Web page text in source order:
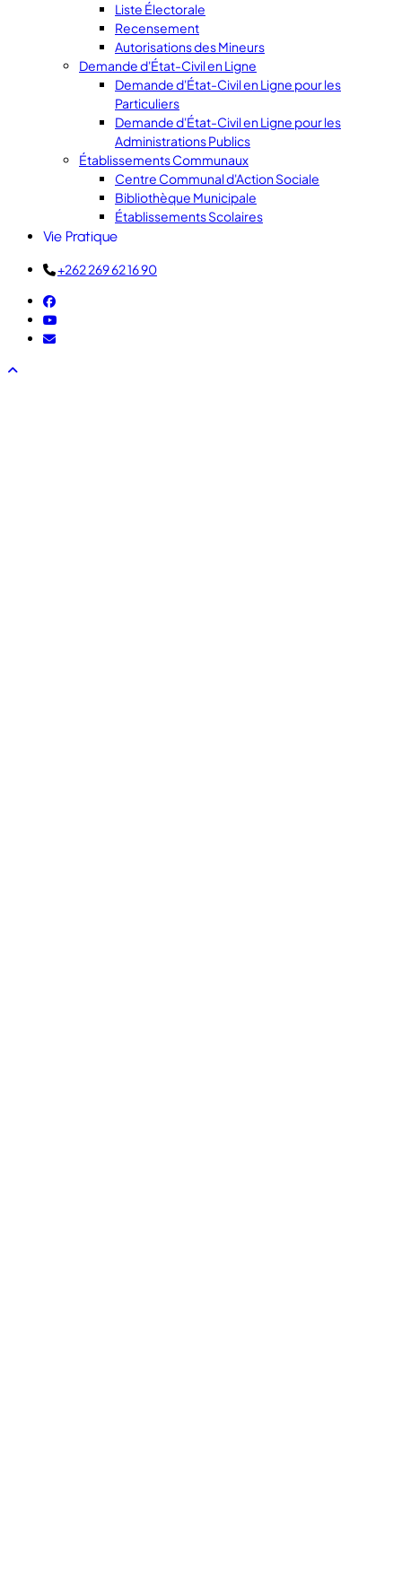
Liste Électorale
Recensement
Autorisations des Mineurs
Demande d'État-Civil en Ligne
Demande d'État-Civil en Ligne pour les
Particuliers
Demande d'État-Civil en Ligne pour les
Administrations Publics
Établissements Communaux
Centre Communal d'Action Sociale
Bibliothèque Municipale
Établissements Scolaires
Vie Pratique
+262 269 62 16 90